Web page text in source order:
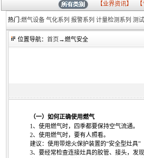
【业界资讯】 【
热门:燃气设备 气化系列 报警系列 计量检测系列 测
位置导航： 首页 →燃气安全
（一）如何正确使用燃气
1、使用燃气时，四季都要保持空气流通。
2、使用燃气时，要有人照看。
建议：使用带熄火保护装置的“安全型灶具”
3、要经常检查连接灶具的胶管、接头，发